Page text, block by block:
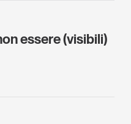
essere (visibili)